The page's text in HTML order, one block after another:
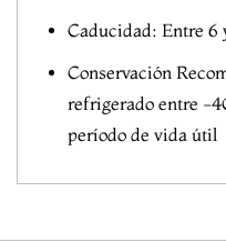
Caducidad: Entre 6
Conservación
refrigerado entre -
período de vida útil